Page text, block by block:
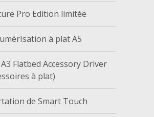
Pro Edition limitée
à plat A5
Flatbed Accessory Driver
à plat)
de Smart Touch